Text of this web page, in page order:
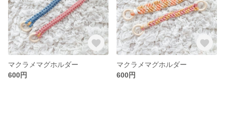
マクラメマグホルダー
600円
マクラメマグホルダー
600円